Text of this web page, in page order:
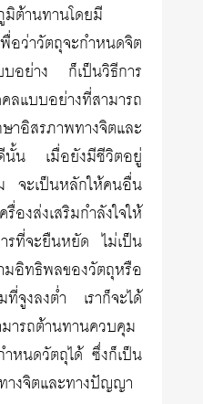
ต้านทานโดยมี
อว่าวัตถุจะกำหนดจิต
อย่าง ก็เป็นวิธีการ
อย่างที่สามารถ
อิสรภาพทางจิตและ
นั้น เมื่อยังมีชีวิตอยู่
จะเป็นหลักให้คนอื่น
งส่งเสริมกำลังใจให้
รที่จะยืนหยัด ไม่เป็น
อิทธิพลของวัตถุหรือ
จูงลงต่ำ เราก็จะได้
ารถต้านทานควบคุม
หนดวัตถุได้ ซึ่งก็เป็น
างจิตและทางปัญญา